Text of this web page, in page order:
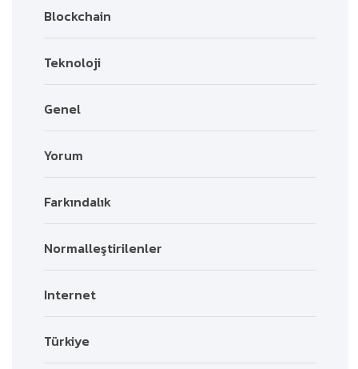
Blockchain
Teknoloji
Genel
Yorum
Farkındalık
Normalleştirilenler
Internet
Türkiye